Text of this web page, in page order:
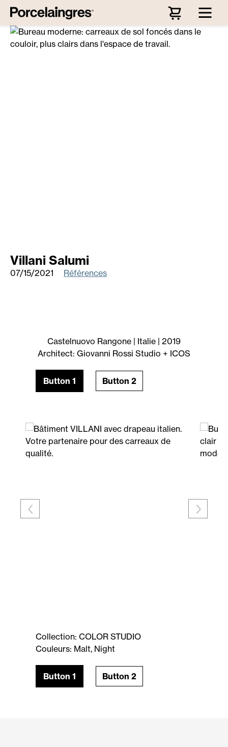
Passer au contenu principal
Villani Salumi
07/15/2021 Références
Castelnuovo Rangone | Italie | 2019
Architect: Giovanni Rossi Studio + ICOS
Button 1 Button 2
Collection: COLOR STUDIO
Couleurs: Malt, Night
Button 1 Button 2